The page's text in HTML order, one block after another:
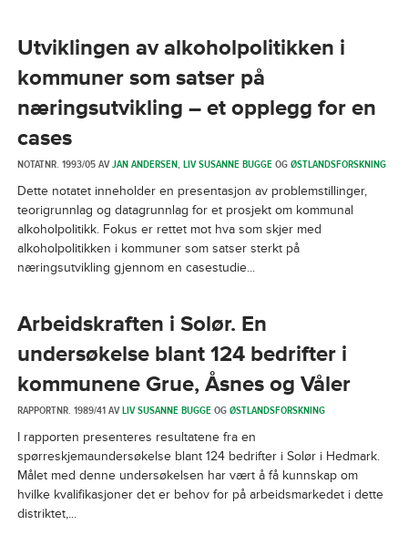
Utviklingen av alkoholpolitikken i
kommuner som satser på
næringsutvikling – et opplegg for en
cases
NOTATNR. 1993/05 AVJAN ANDERSEN,LIV SUSANNE BUGGEOGØSTLANDSFORSKNING
Dette notatet inneholder en presentasjon av problemstillinger,
teorigrunnlag og datagrunnlag for et prosjekt om kommunal
alkoholpolitikk. Fokus er rettet mot hva som skjer med
alkoholpolitikken i kommuner som satser sterkt på
næringsutvikling gjennom en casestudie...
Arbeidskraften i Solør. En
undersøkelse blant 124 bedrifter i
kommunene Grue, Åsnes og Våler
RAPPORTNR. 1989/41 AVLIV SUSANNE BUGGEOGØSTLANDSFORSKNING
I rapporten presenteres resultatene fra en
spørreskjemaundersøkelse blant 124 bedrifter i Solør i Hedmark.
Målet med denne undersøkelsen har vært å få kunnskap om
hvilke kvalifikasjoner det er behov for på arbeidsmarkedet i dette
distriktet,...